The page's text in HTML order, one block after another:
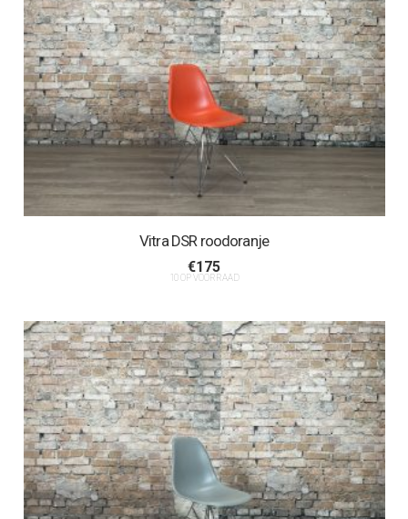
Vitra DSR roodoranje
€175
10 OP VOORRAAD